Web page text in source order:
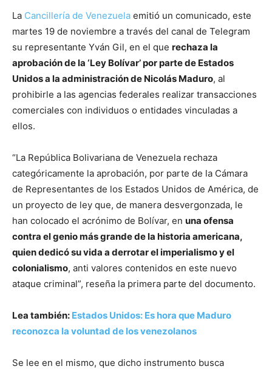
La Cancillería de Venezuela emitió un comunicado, este
martes 19 de noviembre a través del canal de Telegram
su representante Yván Gil, en el que rechaza la
aprobación de la ‘Ley Bolívar’ por parte de Estados
Unidos a la administración de Nicolás Maduro, al
prohibirle a las agencias federales realizar transacciones
comerciales con individuos o entidades vinculadas a
ellos.
“La República Bolivariana de Venezuela rechaza
categóricamente la aprobación, por parte de la Cámara
de Representantes de los Estados Unidos de América, de
un proyecto de ley que, de manera desvergonzada, le
han colocado el acrónimo de Bolívar, en una ofensa
contra el genio más grande de la historia americana,
quien dedicó su vida a derrotar el imperialismo y el
colonialismo, anti valores contenidos en este nuevo
ataque criminal”, reseña la primera parte del documento.
Lea también: Estados Unidos: Es hora que Maduro
reconozca la voluntad de los venezolanos
Se lee en el mismo, que dicho instrumento busca